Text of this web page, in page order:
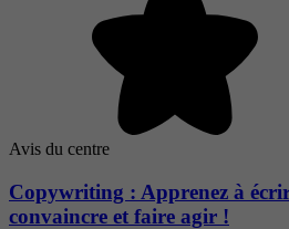
Avis du centre
Copywriting : Apprenez à
convaincre et faire agir !